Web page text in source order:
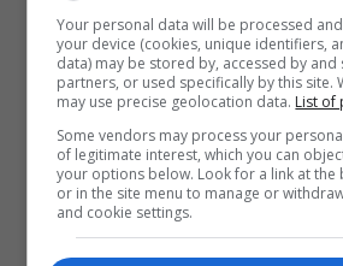
Your personal data will be processed
your device (cookies, unique identifiers,
data) may be stored by, accessed by and
partners, or used specifically by this site.
may use precise geolocation data. List of
Some vendors may process your
of legitimate interest, which you can
your options below. Look for a link at
or in the site menu to manage or
and cookie settings.